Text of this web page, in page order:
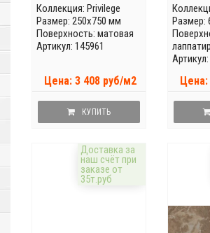
Коллекция: Privilege
Размер: 250x750 мм
Поверхность: матовая
Артикул: 145961
Цена: 3 408 руб/м2
КУПИТЬ
Размер:
Цена:
Доставка за
наш счёт при
заказе от
35т.руб